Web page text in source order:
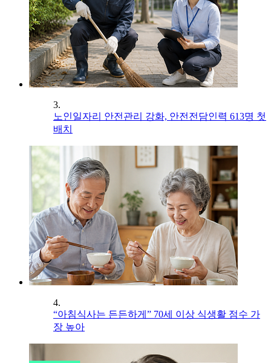
3.
노인일자리 안전관리 강화, 안전전담인력 613명 첫
배치
4.
“아침식사는 든든하게” 70세 이상 식생활 점수 가
장 높아